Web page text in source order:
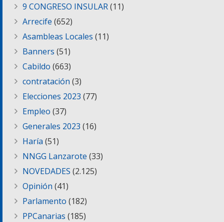
9 CONGRESO INSULAR(11)
Arrecife (652)
Asambleas Locales (11)
Banners (51)
Cabildo (663)
contratación (3)
Elecciones 2023 (77)
Empleo (37)
Generales 2023 (16)
Haría (51)
NNGG Lanzarote (33)
NOVEDADES (2.125)
Opinión (41)
Parlamento (182)
PPCanarias (185)